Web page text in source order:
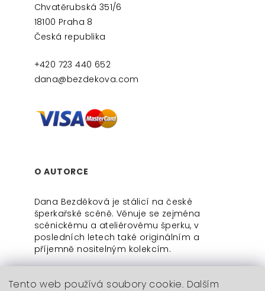
Tento web používá soubory cookie. Dalším
Chvatěrubská 351/6
18100 Praha 8
Česká republika
+420 723 440 652
dana@bezdekova.com
O AUTORCE
Dana Bezděková je stálicí na české
šperkařské scéně. Věnuje se zejména
scénickému a ateliérovému šperku, v
posledních letech také originálním a
příjemně nositelným kolekcím.